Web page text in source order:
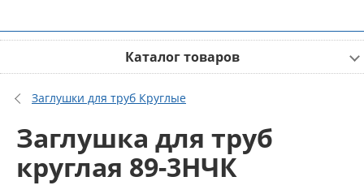
Каталог товаров
Заглушки для труб Круглые
Заглушка для труб
круглая 89-3НЧК